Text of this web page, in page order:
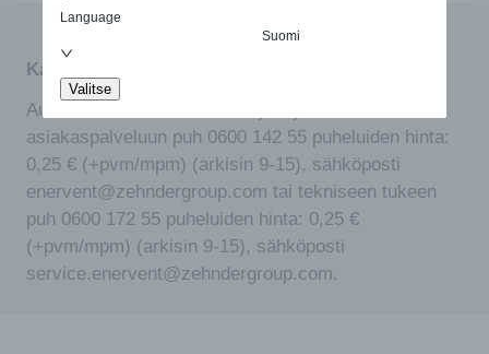
Language
Suomi
Valitse
Kaipaatko apua tuotteen valinnassa?
Autamme mielellämme. Ota yhteyttä meidän
asiakaspalveluun puh 0600 142 55 puheluiden hinta:
0,25 € (+pvm/mpm) (arkisin 9-15), sähköposti
enervent@zehndergroup.com tai tekniseen tukeen
puh 0600 172 55 puheluiden hinta: 0,25 €
(+pvm/mpm) (arkisin 9-15), sähköposti
service.enervent@zehndergroup.com.